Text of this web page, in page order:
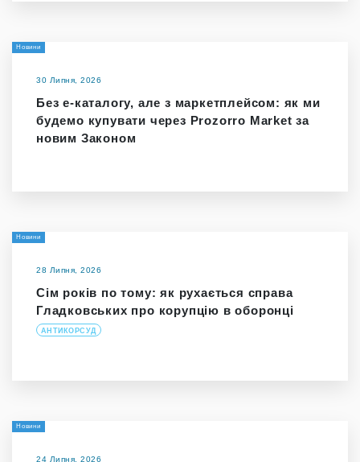
Новини
30 Липня, 2026
Без е-каталогу, але з маркетплейсом: як ми
будемо купувати через Prozorro Market за
новим Законом
Новини
28 Липня, 2026
Сім років по тому: як рухається справа
Гладковських про корупцію в оборонці
АНТИКОРСУД
Новини
24 Липня, 2026